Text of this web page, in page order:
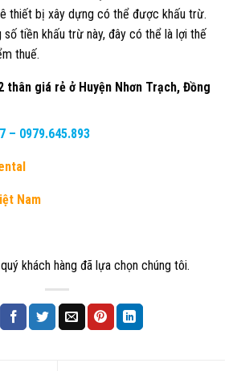
thiết bị xây dựng có thể được khấu trừ.
số tiền khấu trừ này, đây có thể là lợi thế
thuế.
thân giá rẻ ở Huyện Nhơn Trạch, Đồng
– 0979.645.893
Nam
khách hàng đã lựa chọn chúng tôi.